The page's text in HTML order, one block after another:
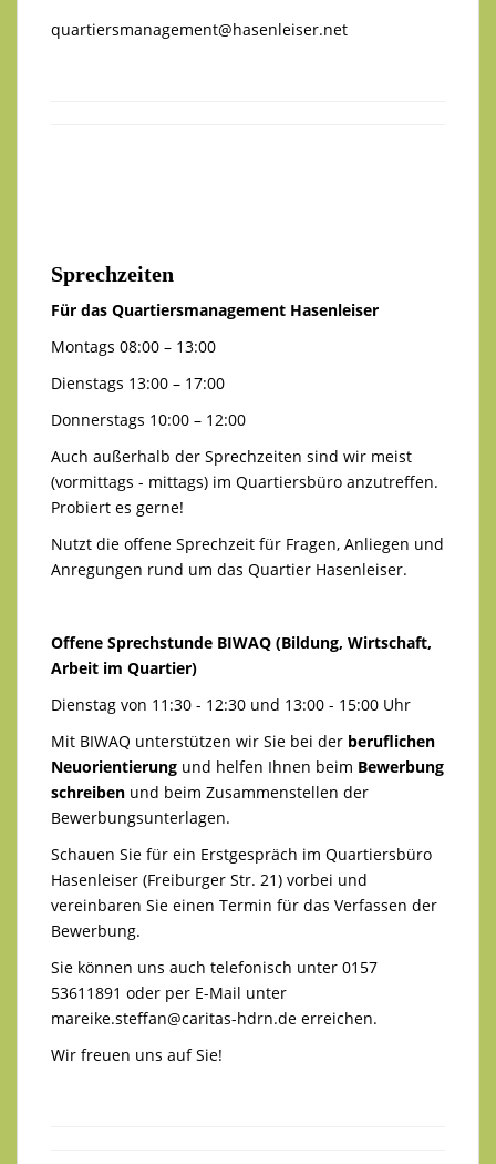
quartiersmanagement@hasenleiser.net
Sprechzeiten
Für das Quartiersmanagement Hasenleiser
Montags 08:00 – 13:00
Dienstags 13:00 – 17:00
Donnerstags 10:00 – 12:00
Auch außerhalb der Sprechzeiten sind wir meist
(vormittags - mittags) im Quartiersbüro anzutreffen.
Probiert es gerne!
Nutzt die offene Sprechzeit für Fragen, Anliegen und
Anregungen rund um das Quartier Hasenleiser.
Offene Sprechstunde BIWAQ (Bildung, Wirtschaft,
Arbeit im Quartier)
Dienstag von 11:30 - 12:30 und 13:00 - 15:00 Uhr
Mit BIWAQ unterstützen wir Sie bei der beruflichen
Neuorientierung und helfen Ihnen beim Bewerbung
schreiben und beim Zusammenstellen der
Bewerbungsunterlagen.
Schauen Sie für ein Erstgespräch im Quartiersbüro
Hasenleiser (Freiburger Str. 21) vorbei und
vereinbaren Sie einen Termin für das Verfassen der
Bewerbung.
Sie können uns auch telefonisch unter 0157
53611891 oder per E-Mail unter
mareike.steffan@caritas-hdrn.de erreichen.
Wir freuen uns auf Sie!